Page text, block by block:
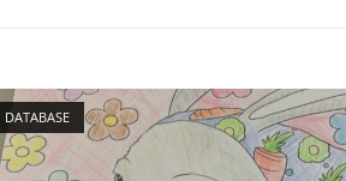
DATABASE